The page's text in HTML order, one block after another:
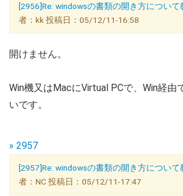
[2956]Re: windowsの書類の開き方につい
者：kk 投稿日：05/12/11-16:58
開けません。
Win機又はMacにVirtual PCで、Win経由
いです。
» 2957
[2957]Re: windowsの書類の開き方につい
者：NC 投稿日：05/12/11-17:47